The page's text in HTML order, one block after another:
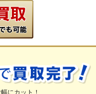
にカット！